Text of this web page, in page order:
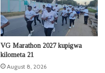
VG Marathon 2027 kupigwa
kilometa 21
August 8, 2026